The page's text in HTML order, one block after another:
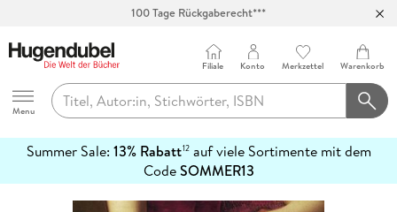
100 Tage Rückgaberecht***
Hugendubel
Menu
Filiale Konto Merkzettel Warenkorb
Summer Sale: 13% Rabatt12auf viele Sortimente mit dem
CodeSOMMER13
erfahren